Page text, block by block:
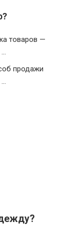
товаров —
продажи